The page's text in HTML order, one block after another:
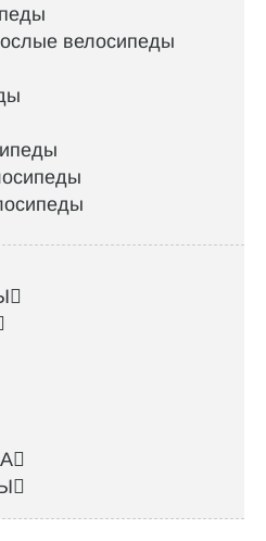
велосипеды